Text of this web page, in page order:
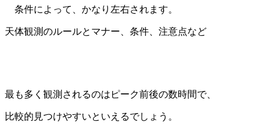
条件によって、かなり左右されます。
天体観測のルールとマナー、条件、注意点など
最も多く観測されるのはピーク前後の数時間で、
比較的見つけやすいといえるでしょう。